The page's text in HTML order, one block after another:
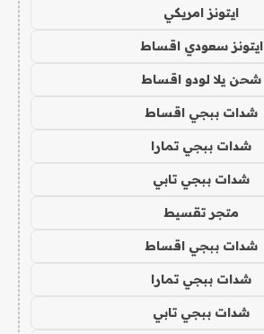
ايتونز امريكي
ايتونز سعودي اقساط
شحن يلا لودو اقساط
شدات ببجي اقساط
شدات ببجي تمارا
شدات ببجي تابي
متجر تقسيط
شدات ببجي اقساط
شدات ببجي تمارا
شدات ببجي تابي